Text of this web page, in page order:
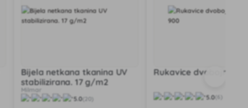
Bijela netkana tkanina UV
stabilizirana. 17 g/m2
Milmar
5.0(20)
Rukavice dvobojne
5.0(6)